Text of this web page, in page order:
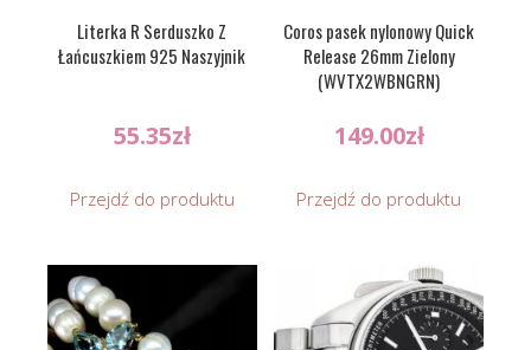
Literka R Serduszko Z
Łańcuszkiem 925 Naszyjnik
55.35zł
Przejdź do produktu
Coros pasek nylonowy Quick
Release 26mm Zielony
(WVTX2WBNGRN)
149.00zł
Przejdź do produktu